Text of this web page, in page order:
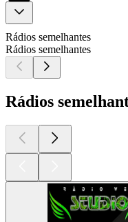
Rádios semelhantes
Rádios semelhantes
Rádios